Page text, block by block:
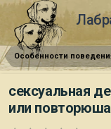
Особенности
сексуальная
или